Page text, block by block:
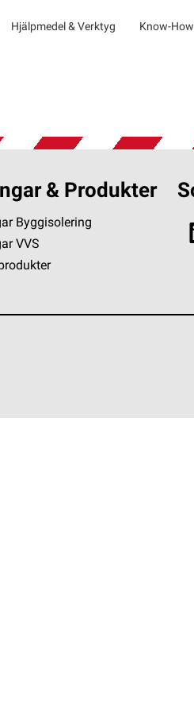
Hjälpmedel & Verktyg Know-How
& Produkter
Byggisolering
VVS